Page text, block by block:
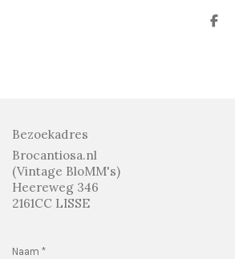
D
Bezoekadres
Brocantiosa.nl
(Vintage BloMM's)
Heereweg 346
2161CC LISSE
Naam *